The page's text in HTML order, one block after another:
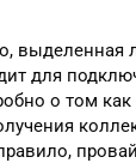
выделенная
для
о том как